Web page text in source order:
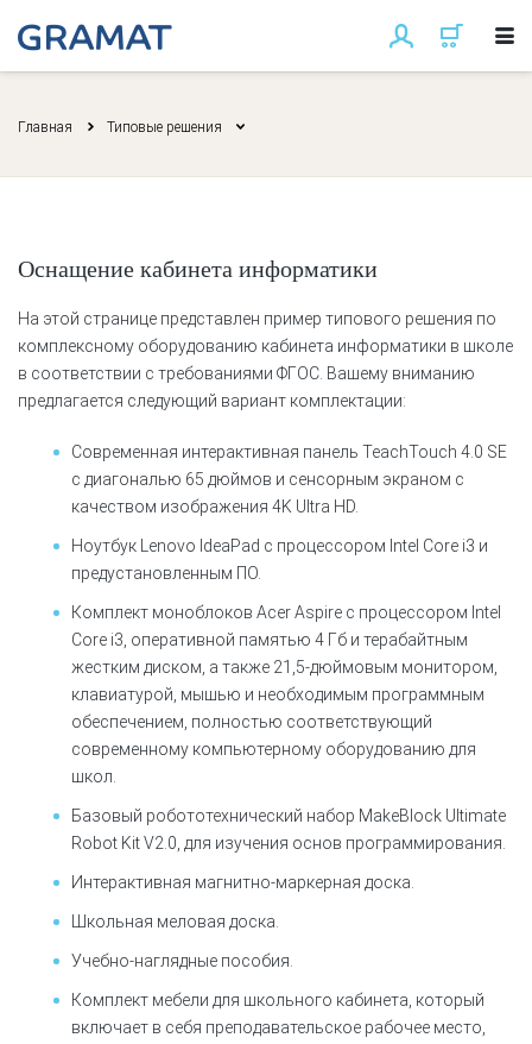
Главная Типовые решения
Оснащение кабинета информатики
На этой странице представлен пример типового решения по
комплексному оборудованию кабинета информатики в школе
в соответствии с требованиями ФГОС. Вашему вниманию
предлагается следующий вариант комплектации:
Современная интерактивная панель TeachTouch 4.0 SE
с диагональю 65 дюймов и сенсорным экраном с
качеством изображения 4K Ultra HD.
Ноутбук Lenovo IdeaPad с процессором Intel Core i3 и
предустановленным ПО.
Комплект моноблоков Acer Aspire с процессором Intel
Core i3, оперативной памятью 4 Гб и терабайтным
жестким диском, а также 21,5-дюймовым монитором,
клавиатурой, мышью и необходимым программным
обеспечением, полностью соответствующий
современному компьютерному оборудованию для
школ.
Базовый робототехнический набор MakeBlock Ultimate
Robot Kit V2.0, для изучения основ программирования.
Интерактивная магнитно-маркерная доска.
Школьная меловая доска.
Учебно-наглядные пособия.
Комплект мебели для школьного кабинета, который
включает в себя преподавательское рабочее место,